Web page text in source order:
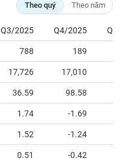
Theo quý Theo năm
Q3/2025 Q4/2025
788 189
17,726 17,010
36.59 98.58
1.74 -1.69
1.52 -1.24
0.51 -0.42